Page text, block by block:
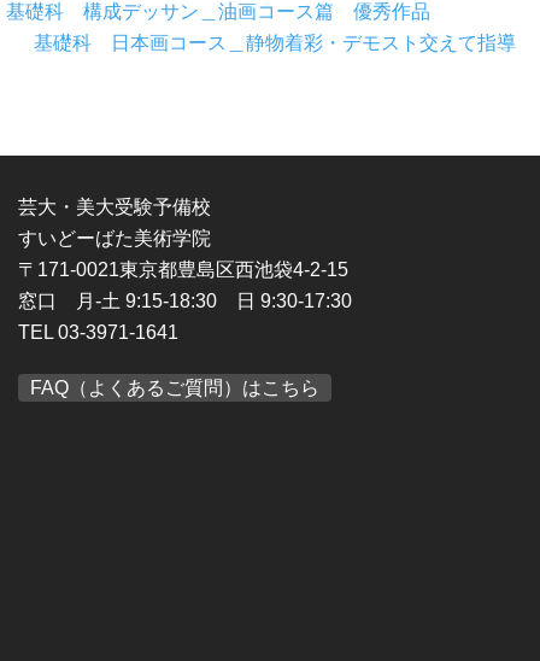
基礎科 構成デッサン＿油画コース篇 優秀作品
基礎科 日本画コース＿静物着彩・デモスト交えて指導
芸大・美大受験予備校
すいどーばた美術学院
〒171-0021東京都豊島区西池袋4-2-15
窓口 月-土 9:15-18:30 日 9:30-17:30
TEL 03-3971-1641
FAQ（よくあるご質問）はこちら